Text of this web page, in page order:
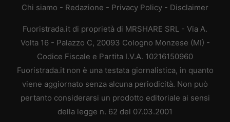
Chi siamo - Redazione - Privacy Policy - Disclaimer
Fuoristrada.it di proprietà di MRSHARE SRL - Via A.
Volta 16 - Palazzo C, 20093 Cologno Monzese (MI) -
Codice Fiscale e Partita I.V.A. 10216150960
Fuoristrada.it non è una testata giornalistica, in quanto
viene aggiornato senza alcuna periodicità. Non può
pertanto considerarsi un prodotto editoriale ai sensi
della legge n. 62 del 07.03.2001